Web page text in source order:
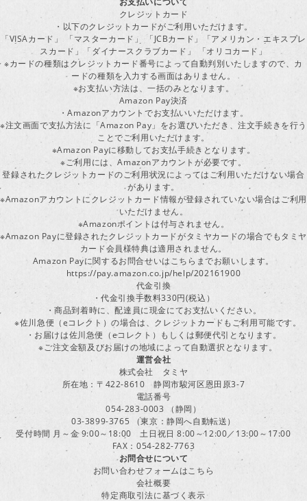
クレジットカード
・以下のクレジットカードがご利用いただけます。
「VISAカード」 「マスターカード」 「JCBカード」「アメリカン・エキスプレ
スカード」「ダイナースクラブカード」 「オリコカード」
※カードの種類はクレジットカード番号によって自動判別いたしますので、カ
ードの種類を入力する画面はありません。
※お支払い方法は、一括のみとなります。
Amazon Pay決済
・Amazonアカウントでお支払いいただけます。
※注文画面で支払方法に「Amazon Pay」をお選びいただき、注文手続きを行う
ことでご利用いただけます。
※Amazon Payに移動してお支払手続きとなります。
※ご利用には、Amazonアカウントが必要です。
登録されたクレジットカードのご利用状況によってはご利用いただけない場合
があります。
※Amazonアカウントにクレジットカード情報が登録されていない場合はご利用
いただけません。
※Amazonポイントは付与されません。
※Amazon Payに登録されたクレジットカードがタミヤカードの場合でもタミヤ
カード会員様特典は適用されません。
Amazon Payに関するお問合せいはこちらまでお願いします。
https://pay.amazon.co.jp/help/202161900
代金引換
・代金引換手数料330円(税込）
・商品到着時に、配達員に現金にてお支払いください。
※佐川急便（eコレクト）の場合は、クレジットカードもご利用可能です。
・お届けは佐川急便（eコレクト）もしくは郵便代引となります。
※ご注文金額及びお届けの地域によって自動選択となります。
運営会社
株式会社 タミヤ
所在地：〒422-8610 静岡市駿河区恩田原3-7
電話番号
054-283-0003 （静岡）
03-3899-3765 （東京：静岡へ自動転送）
受付時間 月～金 9:00～18:00 土日祝日 8:00～12:00／13:00～17:00
FAX：054-282-7763
お問合せについて
お問い合わせフォームはこちら
会社概要
特定商取引法に基づく表示